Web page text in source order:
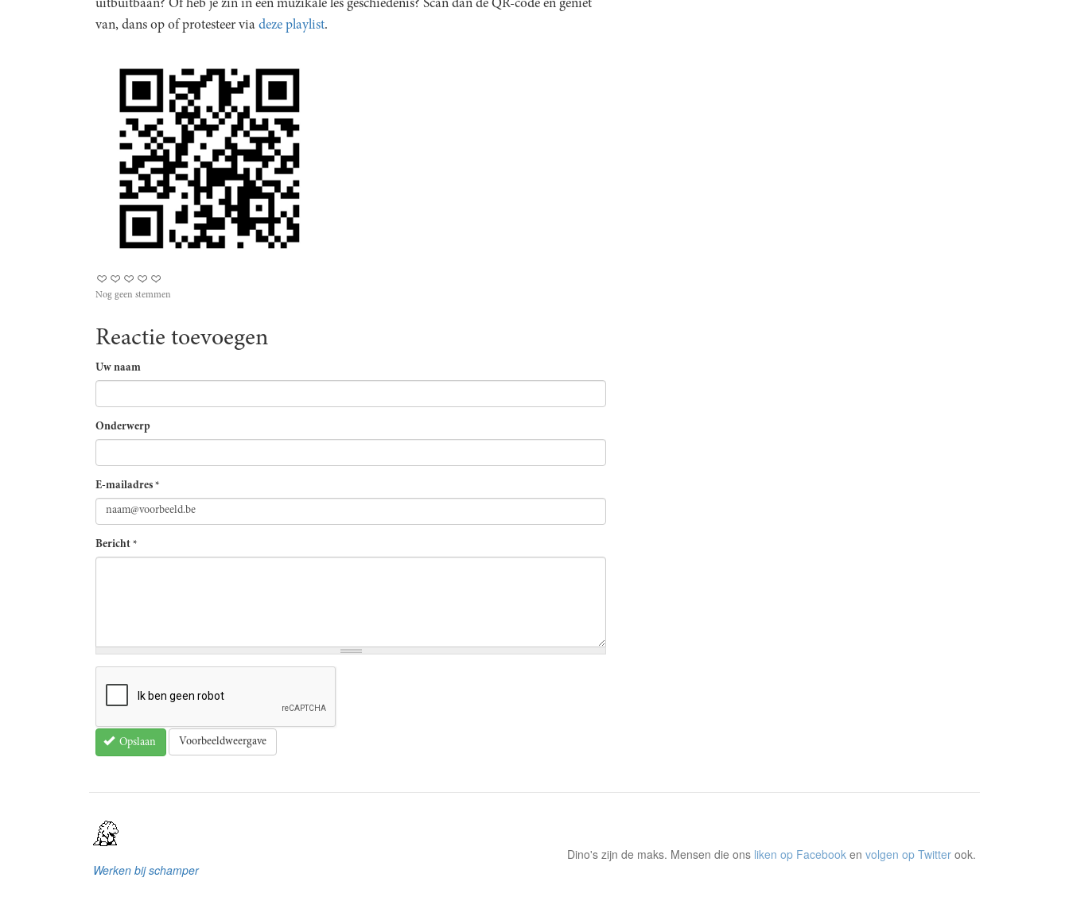
uitbuitbaan? Of heb je zin in een muzikale les geschiedenis? Scan dan de QR-code en geniet
van, dans op of protesteer via deze playlist.
Nog geen stemmen
Reactie toevoegen
Uw naam
Onderwerp
E-mailadres *
Bericht *
Opslaan Voorbeeldweergave
Dino's zijn de maks. Mensen die ons liken op Facebook en volgen op Twitter ook.
Werken bij schamper